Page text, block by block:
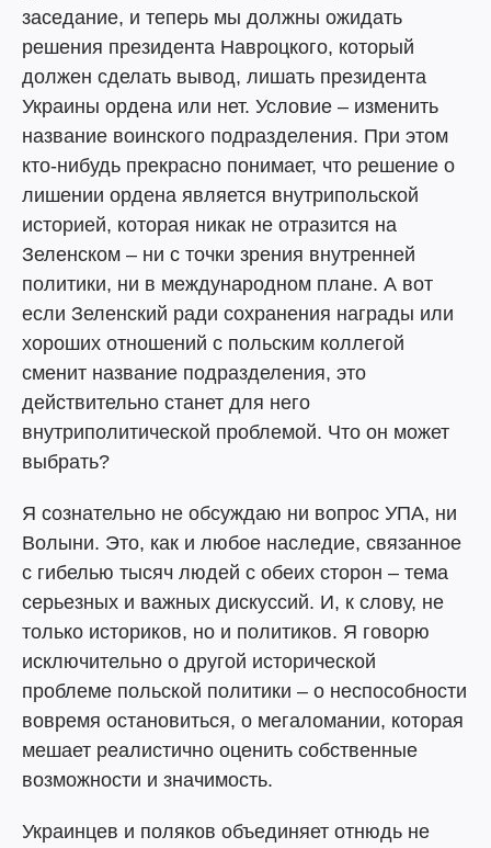
заседание, и теперь мы должны ожидать
решения президента Навроцкого, который
должен сделать вывод, лишать президента
Украины ордена или нет. Условие – изменить
название воинского подразделения. При этом
кто-нибудь прекрасно понимает, что решение о
лишении ордена является внутрипольской
историей, которая никак не отразится на
Зеленском – ни с точки зрения внутренней
политики, ни в международном плане. А вот
если Зеленский ради сохранения награды или
хороших отношений с польским коллегой
сменит название подразделения, это
действительно станет для него
внутриполитической проблемой. Что он может
выбрать?
Я сознательно не обсуждаю ни вопрос УПА, ни
Волыни. Это, как и любое наследие, связанное
с гибелью тысяч людей с обеих сторон – тема
серьезных и важных дискуссий. И, к слову, не
только историков, но и политиков. Я говорю
исключительно о другой исторической
проблеме польской политики – о неспособности
вовремя остановиться, о мегаломании, которая
мешает реалистично оценить собственные
возможности и значимость.
Украинцев и поляков объединяет отнюдь не